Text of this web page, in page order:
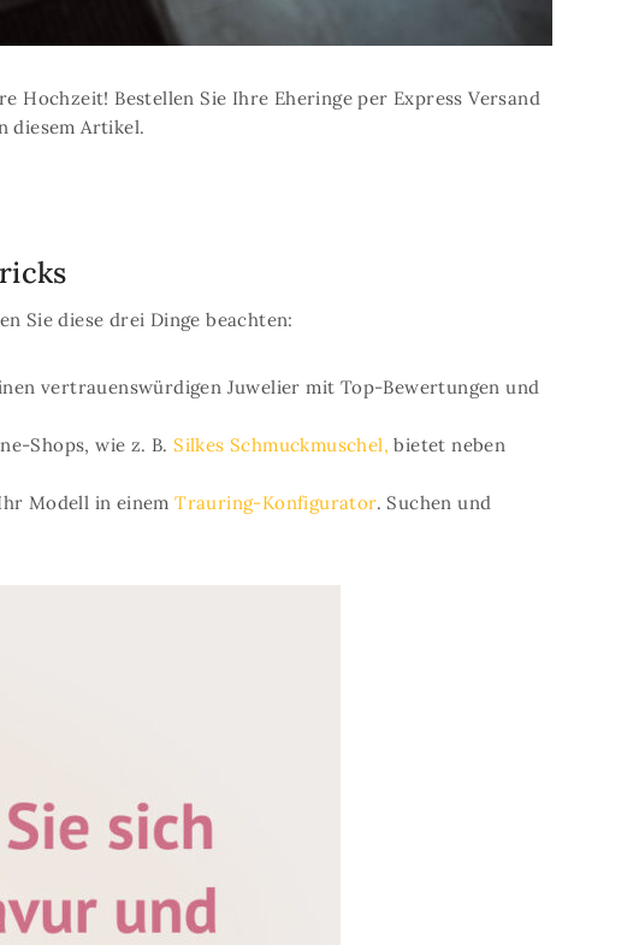
Hochzeit! Bestellen Sie Ihre Eheringe per Express Versand
diesem Artikel.
Sie diese drei Dinge beachten:
vertrauenswürdigen Juwelier mit Top-Bewertungen und
Shops, wie z. B.Silkes Schmuckmuschel, bietet neben
Modell in einem Trauring-Konfigurator. Suchen und